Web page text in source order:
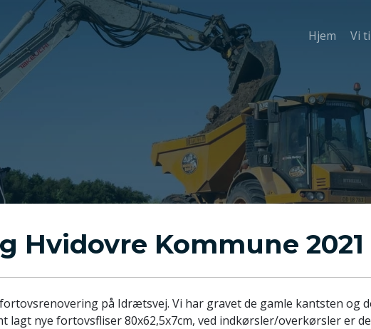
Hjem Vi
Hvidovre Kommune 2021
på Idrætsvej. Vi har gravet de gamle kantsten og
lagt nye fortovsfliser 80x62,5x7cm, ved indkørsler/overkørsler er